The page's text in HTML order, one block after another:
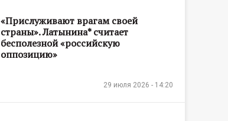
«Прислуживают врагам своей
страны». Латынина* считает
бесполезной «российскую
оппозицию»
29 июля 2026 - 14:20